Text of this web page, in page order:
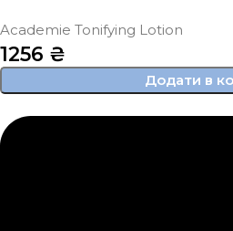
Academie Tonifying Lotion
1256 ₴
Додати в